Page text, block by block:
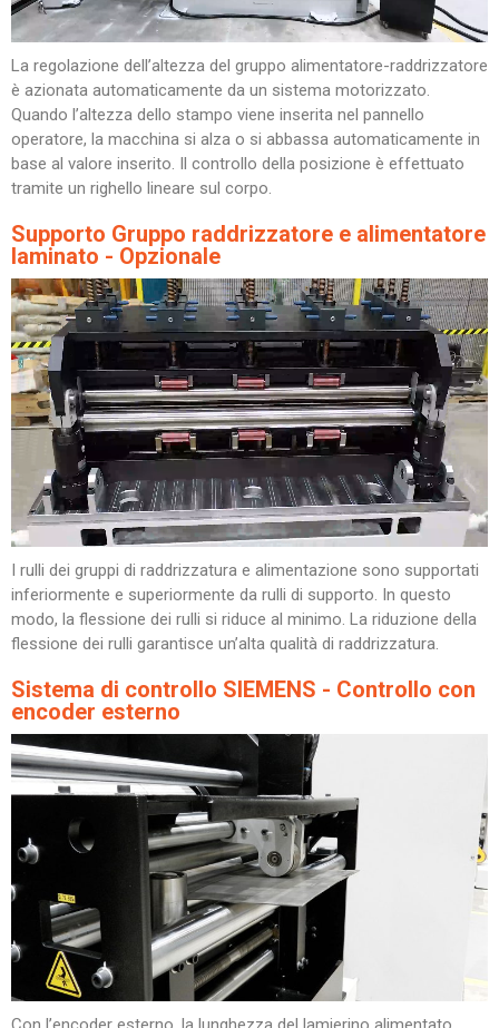
La regolazione dell’altezza del gruppo alimentatore-raddrizzatore
è azionata automaticamente da un sistema motorizzato.
Quando l’altezza dello stampo viene inserita nel pannello
operatore, la macchina si alza o si abbassa automaticamente in
base al valore inserito. Il controllo della posizione è effettuato
tramite un righello lineare sul corpo.
Supporto Gruppo raddrizzatore e alimentatore
laminato - Opzionale
I rulli dei gruppi di raddrizzatura e alimentazione sono supportati
inferiormente e superiormente da rulli di supporto. In questo
modo, la flessione dei rulli si riduce al minimo. La riduzione della
flessione dei rulli garantisce un’alta qualità di raddrizzatura.
Sistema di controllo SIEMENS - Controllo con
encoder esterno